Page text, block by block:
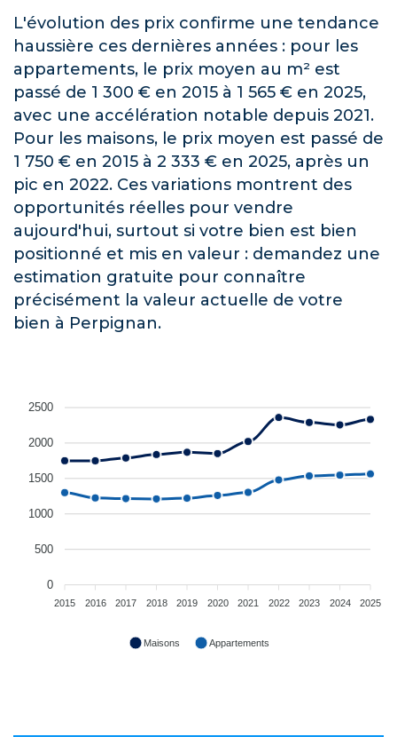
L'évolution des prix confirme une tendance
haussière ces dernières années : pour les
appartements, le prix moyen au m² est
passé de 1 300 € en 2015 à 1 565 € en 2025,
avec une accélération notable depuis 2021.
Pour les maisons, le prix moyen est passé de
1 750 € en 2015 à 2 333 € en 2025, après un
pic en 2022. Ces variations montrent des
opportunités réelles pour vendre
aujourd'hui, surtout si votre bien est bien
positionné et mis en valeur : demandez une
estimation gratuite pour connaître
précisément la valeur actuelle de votre
bien à Perpignan.
2500
2000
1500
1000
500
0
2015 2016 2017 2018 2019 2020 2021 2022 2023 2024 2025
Maisons Appartements